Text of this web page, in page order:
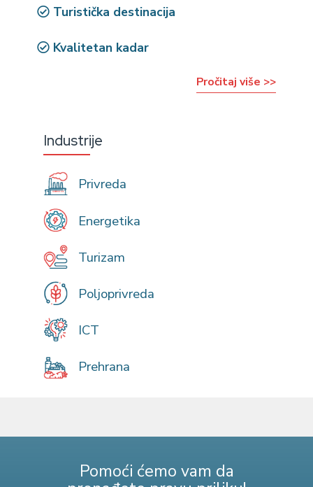
Turistička destinacija
Kvalitetan kadar
Pročitaj više >>
Industrije
Privreda
Energetika
Turizam
Poljoprivreda
ICT
Prehrana
Pomoći ćemo vam da